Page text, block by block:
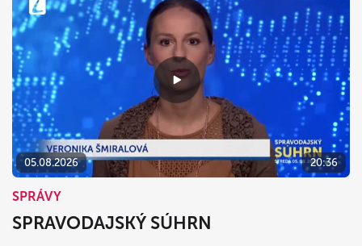
05.08.2026 20:36
SPRÁVY
SPRAVODAJSKÝ SÚHRN